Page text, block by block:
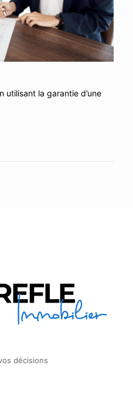
utilisant la garantie d’une
décisions